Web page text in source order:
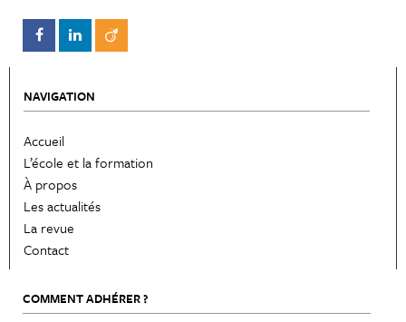
NAVIGATION
Accueil
L’école et la formation
À propos
Les actualités
La revue
Contact
COMMENT ADHÉRER ?